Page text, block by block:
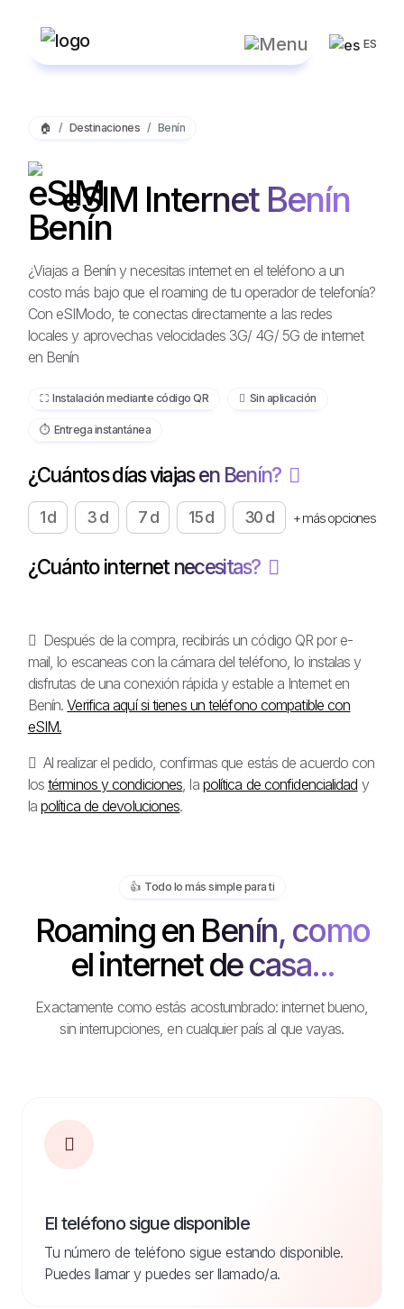
ES
🏠 Destinaciones Benín
eSIM Internet Benín
¿Viajas a Benín y necesitas internet en el teléfono a un
costo más bajo que el roaming de tu operador de telefonía?
Con eSIModo, te conectas directamente a las redes
locales y aprovechas velocidades 3G/ 4G/ 5G de internet
en Benín
⛶️️ Instalación mediante código QR ️ Sin aplicación
⏱️️ Entrega instantánea
¿Cuántos días viajas en Benín?
1 d 3 d 7 d 15 d 30 d + más opciones
¿Cuánto internet necesitas?
Después de la compra, recibirás un código QR por e-
mail, lo escaneas con la cámara del teléfono, lo instalas y
disfrutas de una conexión rápida y estable a Internet en
Benín.Verifica aquí si tienes un teléfono compatible con
eSIM.
Al realizar el pedido, confirmas que estás de acuerdo con
lostérminos y condiciones , la política de confidencialidad y
la política de devoluciones.
👍️ Todo lo más simple para ti
Roaming en Benín, como
el internet de casa...
Exactamente como estás acostumbrado: internet bueno,
sin interrupciones, en cualquier país al que vayas.
El teléfono sigue disponible
Tu número de teléfono sigue estando disponible.
Puedes llamar y puedes ser llamado/a.